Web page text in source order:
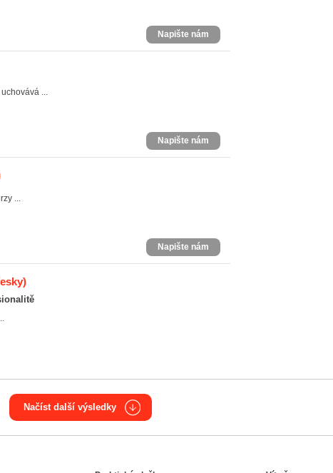
Napište nám
...
Napište nám
...
Napište nám
Načíst další výsledky